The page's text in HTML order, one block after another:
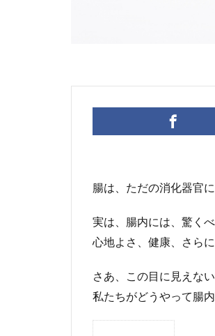
腸は、ただの消化器官
実は、腸内には、驚く
心地よさ、健康、さら
さあ、この目に見えな
私たちがどうやって腸